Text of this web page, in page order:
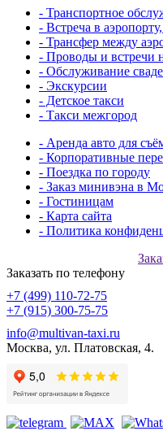
- Транспортное
- Встреча в
- Трансфер между
- Проводы и встречи
- Обслуживание
- Экскурсии
- Детское такси
- Такси межгород
- Аренда авто для
- Корпоративные
- Поездка по городу
- Заказ минивэна в
- Гостиницам
- Карта сайта
- Политика
Заказать по телефону
+7 (499) 110-72-75
+7 (915) 300-75-75
info@multivan-taxi.ru
Москва, ул. Платовская, 4.